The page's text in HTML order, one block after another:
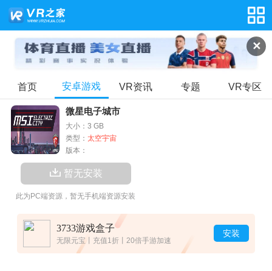
✕
首页 安卓游戏 VR资讯 专题 VR专区
微星电子城市
大小：3 GB
类型： 太空宇宙
版本：
暂无安装
此为PC端资源，暂无手机端资源安装
3733游戏盒子
无限元宝丨充值1折丨20倍手游加速
安装